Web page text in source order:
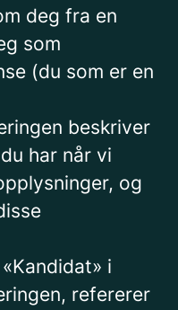
deg fra en
som
(du som er en
beskriver
har når vi
og
i
refererer